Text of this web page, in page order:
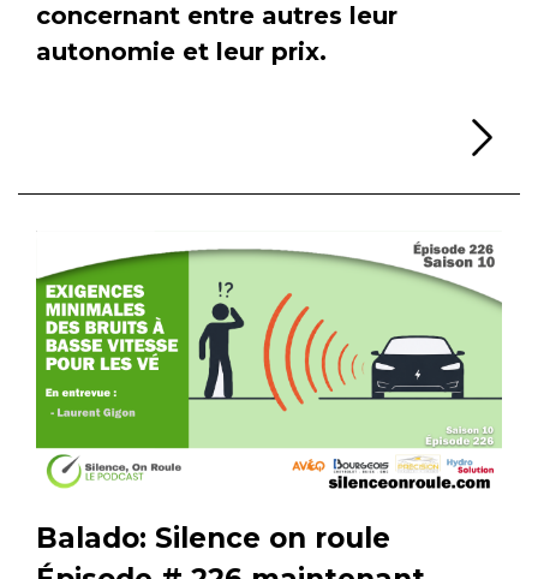
concernant entre autres leur
autonomie et leur prix.
Balado: Silence on roule